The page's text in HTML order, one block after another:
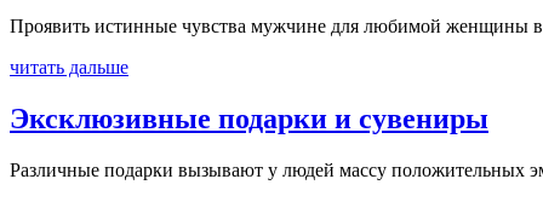
Проявить истинные чувства мужчине для любимой женщины
читать дальше
Эксклюзивные подарки и сувениры
Различные подарки вызывают у людей массу положительных